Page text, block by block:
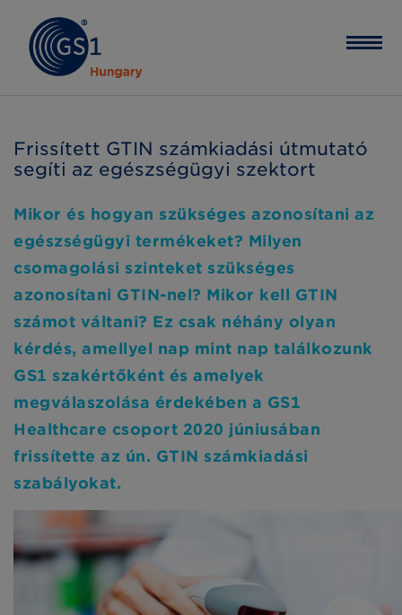
Frissített GTIN számkiadási útmutató
segíti az egészségügyi szektort
Mikor és hogyan szükséges azonosítani az
egészségügyi termékeket? Milyen
csomagolási szinteket szükséges
azonosítani GTIN-nel? Mikor kell GTIN
számot váltani? Ez csak néhány olyan
kérdés, amellyel nap mint nap találkozunk
GS1 szakértőként és amelyek
megválaszolása érdekében a GS1
Healthcare csoport 2020 júniusában
frissítette az ún. GTIN számkiadási
szabályokat.